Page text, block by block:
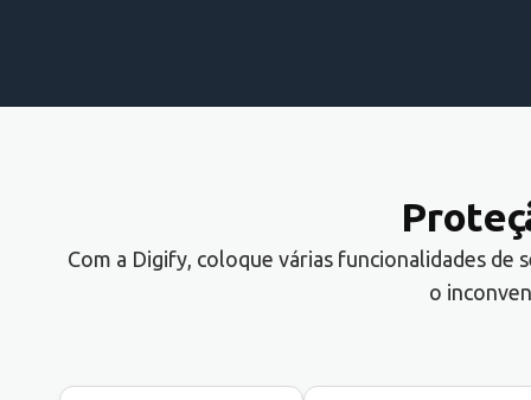
Com a Digify, coloque várias funcionalidades
o